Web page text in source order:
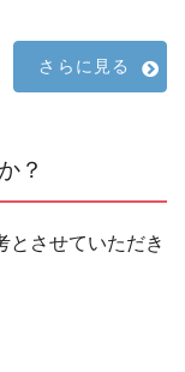
さらに見る
？
とさせていただき